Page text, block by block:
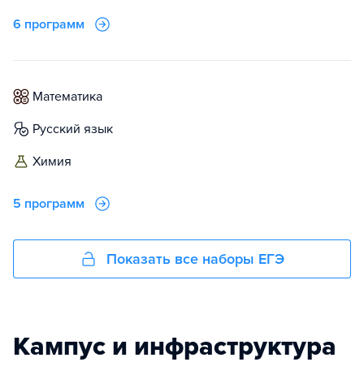
6 программ
математика
русский язык
химия
5 программ
Показать все наборы ЕГЭ
Кампус и инфраструктура